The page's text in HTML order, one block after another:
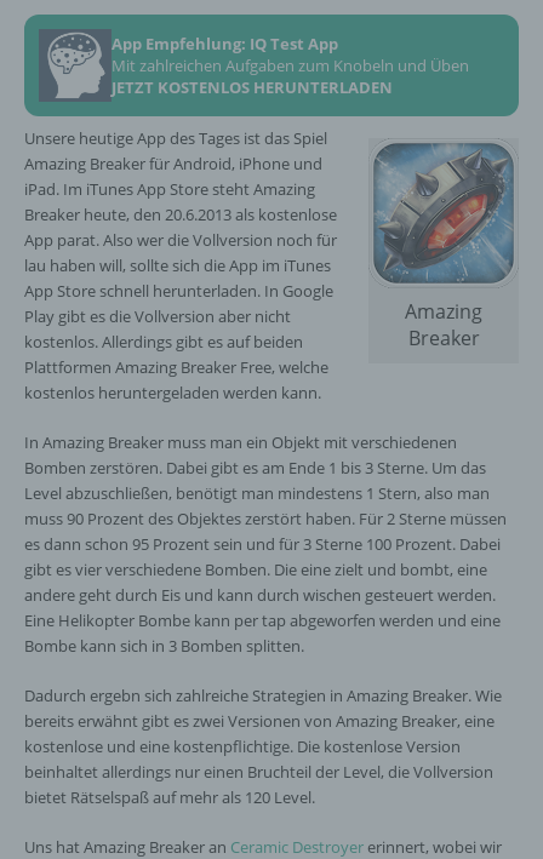
App Empfehlung: IQ Test App
Mit zahlreichen Aufgaben zum Knobeln und Üben
JETZT KOSTENLOS HERUNTERLADEN
Amazing
Breaker
Unsere heutige App des Tages ist das Spiel
Amazing Breaker für Android, iPhone und
iPad. Im iTunes App Store steht Amazing
Breaker heute, den 20.6.2013 als kostenlose
App parat. Also wer die Vollversion noch für
lau haben will, sollte sich die App im iTunes
App Store schnell herunterladen. In Google
Play gibt es die Vollversion aber nicht
kostenlos. Allerdings gibt es auf beiden
Plattformen Amazing Breaker Free, welche
kostenlos heruntergeladen werden kann.
In Amazing Breaker muss man ein Objekt mit verschiedenen
Bomben zerstören. Dabei gibt es am Ende 1 bis 3 Sterne. Um das
Level abzuschließen, benötigt man mindestens 1 Stern, also man
muss 90 Prozent des Objektes zerstört haben. Für 2 Sterne müssen
es dann schon 95 Prozent sein und für 3 Sterne 100 Prozent. Dabei
gibt es vier verschiedene Bomben. Die eine zielt und bombt, eine
andere geht durch Eis und kann durch wischen gesteuert werden.
Eine Helikopter Bombe kann per tap abgeworfen werden und eine
Bombe kann sich in 3 Bomben splitten.
Dadurch ergebn sich zahlreiche Strategien in Amazing Breaker. Wie
bereits erwähnt gibt es zwei Versionen von Amazing Breaker, eine
kostenlose und eine kostenpflichtige. Die kostenlose Version
beinhaltet allerdings nur einen Bruchteil der Level, die Vollversion
bietet Rätselspaß auf mehr als 120 Level.
Uns hat Amazing Breaker an Ceramic Destroyer erinnert, wobei wir